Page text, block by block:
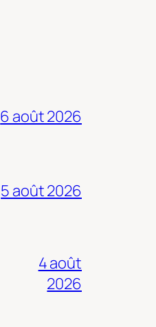
6 août 2026
5 août 2026
4 août
2026